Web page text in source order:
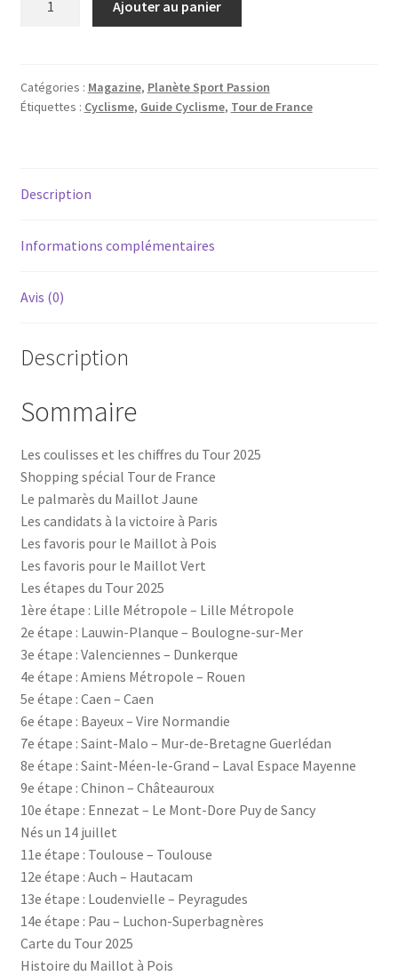
Passion
2
le
du
Ajouter au panier
Catégories : Magazine, Planète Sport Passion
Étiquettes : Cyclisme, Guide Cyclisme, Tour de France
Description
Informations complémentaires
Avis (0)
Description
Sommaire
Les coulisses et les chiffres du Tour 2025
Shopping spécial Tour de France
Le palmarès du Maillot Jaune
Les candidats à la victoire à Paris
Les favoris pour le Maillot à Pois
Les favoris pour le Maillot Vert
Les étapes du Tour 2025
1ère étape : Lille Métropole – Lille Métropole
2e étape : Lauwin-Planque – Boulogne-sur-Mer
3e étape : Valenciennes – Dunkerque
4e étape : Amiens Métropole – Rouen
5e étape : Caen – Caen
6e étape : Bayeux – Vire Normandie
7e étape : Saint-Malo – Mur-de-Bretagne Guerlédan
8e étape : Saint-Méen-le-Grand – Laval Espace Mayenne
9e étape : Chinon – Châteauroux
10e étape : Ennezat – Le Mont-Dore Puy de Sancy
Nés un 14 juillet
11e étape : Toulouse – Toulouse
12e étape : Auch – Hautacam
13e étape : Loudenvielle – Peyragudes
14e étape : Pau – Luchon-Superbagnères
Carte du Tour 2025
Histoire du Maillot à Pois